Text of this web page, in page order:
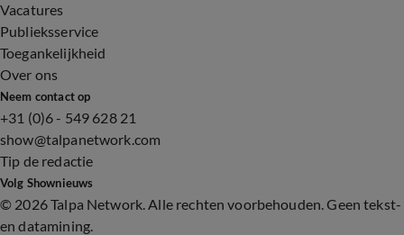
Vacatures
Publieksservice
Toegankelijkheid
Over ons
Neem contact op
+31 (0)6 - 549 628 21
show@talpanetwork.com
Tip de redactie
Volg Shownieuws
© 2026 Talpa Network. Alle rechten voorbehouden. Geen tekst-
en datamining.